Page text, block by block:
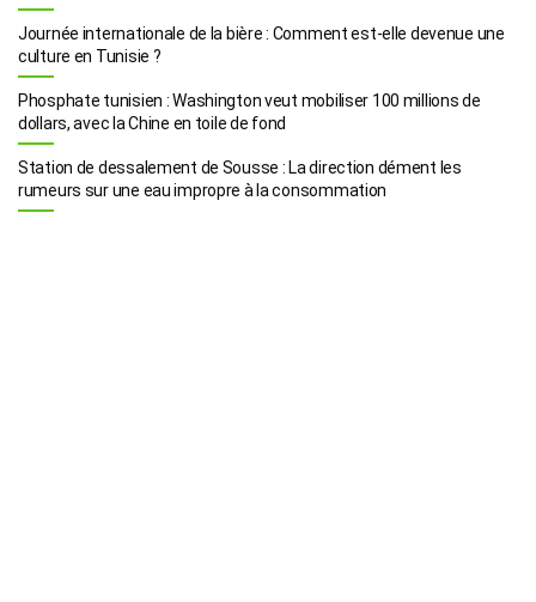
Journée internationale de la bière : Comment est-elle devenue une
culture en Tunisie ?
Phosphate tunisien : Washington veut mobiliser 100 millions de
dollars, avec la Chine en toile de fond
Station de dessalement de Sousse : La direction dément les
rumeurs sur une eau impropre à la consommation